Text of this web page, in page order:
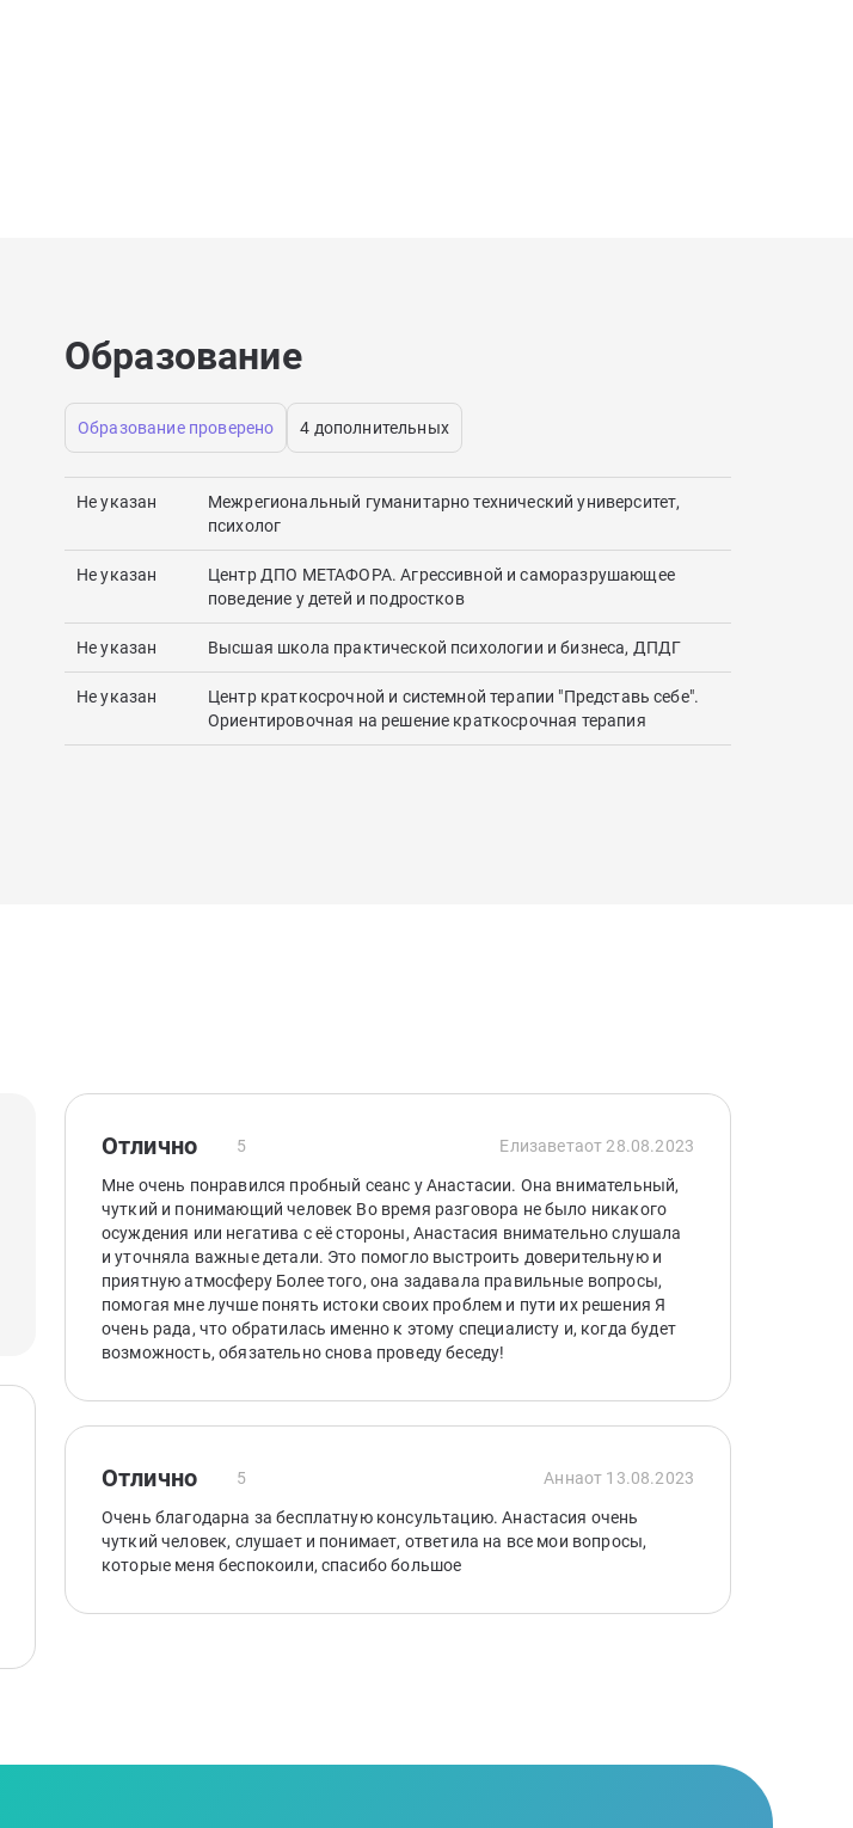
Образование
Образование проверено 4 дополнительных
Не указан
Межрегиональный гуманитарно технический университет,
психолог
Не указан
Центр ДПО МЕТАФОРА. Агрессивной и саморазрушающее
поведение у детей и подростков
Не указан Высшая школа практической психологии и бизнеса, ДПДГ
Не указан
Центр краткосрочной и системной терапии "Представь себе".
Ориентировочная на решение краткосрочная терапия
Отлично 5 Елизаветаот 28.08.2023
Мне очень понравился пробный сеанс у Анастасии. Она внимательный,
чуткий и понимающий человек Во время разговора не было никакого
осуждения или негатива с её стороны, Анастасия внимательно слушала
и уточняла важные детали. Это помогло выстроить доверительную и
приятную атмосферу Более того, она задавала правильные вопросы,
помогая мне лучше понять истоки своих проблем и пути их решения Я
очень рада, что обратилась именно к этому специалисту и, когда будет
возможность, обязательно снова проведу беседу!
Отлично 5 Аннаот 13.08.2023
Очень благодарна за бесплатную консультацию. Анастасия очень
чуткий человек, слушает и понимает, ответила на все мои вопросы,
которые меня беспокоили, спасибо большое